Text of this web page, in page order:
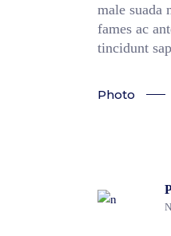
male suada
fames ac
tincidunt
Photo